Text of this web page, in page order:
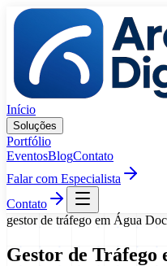
Pular para o conteúdo
Início
Soluções
Portfólio
EventosBlogContato
Falar com Especialista
Contato
gestor de tráfego em Água
Gestor de Tráfego